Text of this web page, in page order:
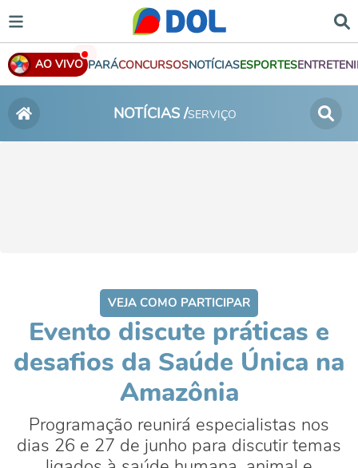
AO VIVO PARÁCONCURSOSNOTÍCIASESPORTES
NOTÍCIAS /SERVIÇO
VEJA COMO PARTICIPAR
Evento discute práticas e
desafios da Saúde Única na
Amazônia
Programação reunirá especialistas nos
dias 26 e 27 de junho para discutir temas